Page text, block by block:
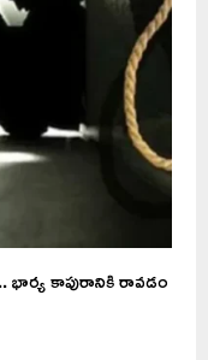
భార్య కాపురానికి రావడం